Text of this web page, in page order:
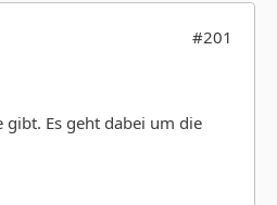
#201
Es geht dabei um die